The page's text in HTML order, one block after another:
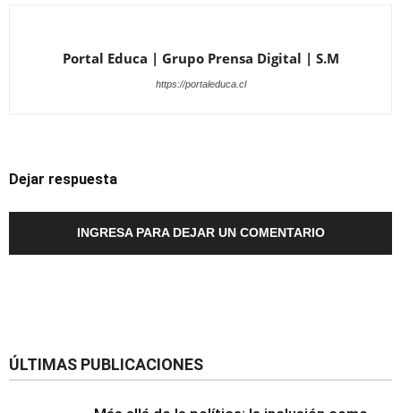
Portal Educa | Grupo Prensa Digital | S.M
https://portaleduca.cl
Dejar respuesta
INGRESA PARA DEJAR UN COMENTARIO
ÚLTIMAS PUBLICACIONES